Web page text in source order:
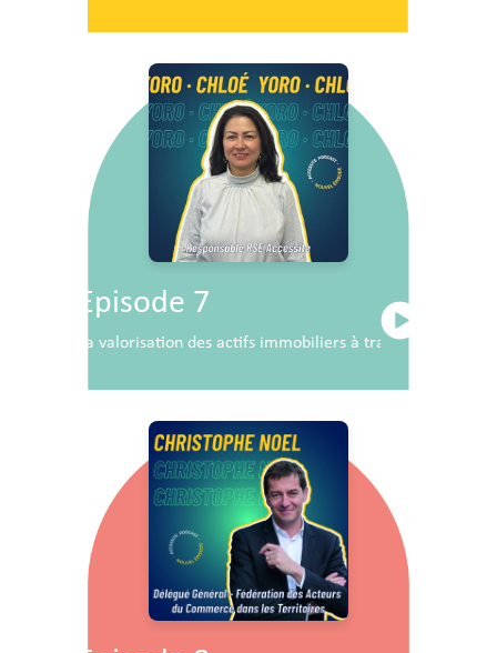
Episode 7
La valorisation des actifs immobiliers à travers la RSE